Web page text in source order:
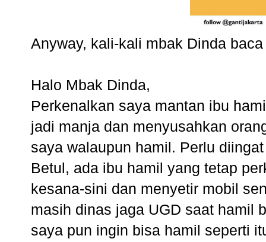
Anyway, kali-kali mbak Dinda
Halo Mbak Dinda,
Perkenalkan saya mantan ibu
jadi manja dan menyusahkan
saya walaupun hamil. Perlu
Betul, ada ibu hamil yang tetap
kesana-sini dan menyetir mobil
masih dinas jaga UGD saat hamil
saya pun ingin bisa hamil seperti